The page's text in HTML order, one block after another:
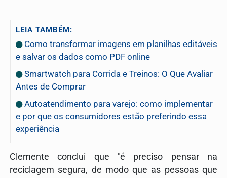
LEIA TAMBÉM:
Como transformar imagens em planilhas editáveis
e salvar os dados como PDF online
Smartwatch para Corrida e Treinos: O Que Avaliar
Antes de Comprar
Autoatendimento para varejo: como implementar
e por que os consumidores estão preferindo essa
experiência
Clemente conclui que "é preciso pensar na
reciclagem segura, de modo que as pessoas que